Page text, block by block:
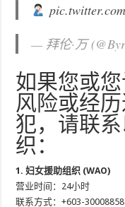
— 拜伦·万
如果您或
风险或经
犯，请联
织：
1. 妇女援助组织 (WAO)
营业时间：24小时
联系方式：+603-30008858